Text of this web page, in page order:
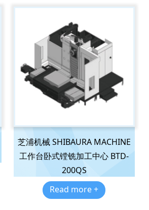
芝浦机械 SHIBAURA MACHINE
工作台卧式镗铣加工中心 BTD-
200QS
Read more +